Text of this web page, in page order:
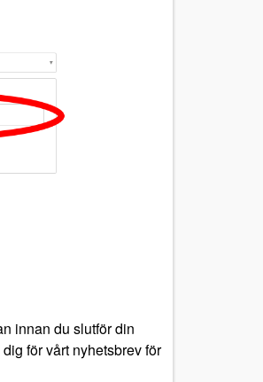
innan du slutför din
för vårt nyhetsbrev för